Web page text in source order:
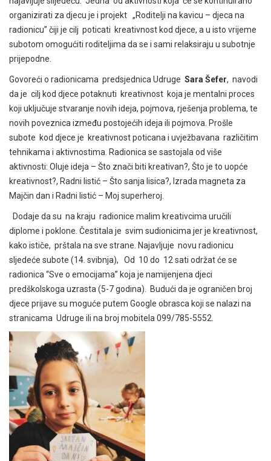
organizirati za djecu je i projekt „Roditelji na kavicu – djeca na
radionicu” čiji je cilj poticati kreativnost kod djece, a u isto vrijeme
subotom omogućiti roditeljima da se i sami relaksiraju u subotnje
prijepodne.
Govoreći o radionicama predsjednica Udruge Sara Šefer, navodi
da je cilj kod djece potaknuti kreativnost koja je mentalni proces
koji uključuje stvaranje novih ideja, pojmova, rješenja problema, te
novih poveznica između postojećih ideja ili pojmova. Prošle
subote kod djece je kreativnost poticana i uvježbavana različitim
tehnikama i aktivnostima. Radionica se sastojala od više
aktivnosti: Oluje ideja – Što znači biti kreativan?, Što je to uopće
kreativnost?, Radni listić – Što sanja lisica?, Izrada magneta za
Majčin dan i Radni listić – Moj superheroj.
Dodaje da su na kraju radionice malim kreativcima uručili
diplome i poklone. Čestitala je svim sudionicima jer je kreativnost,
kako ističe, prštala na sve strane. Najavljuje novu radionicu
sljedeće subote (14. svibnja), Od 10 do 12 sati održat će se
radionica “Sve o emocijama” koja je namijenjena djeci
predškolskoga uzrasta (5-7 godina). Budući da je ograničen broj
djece prijave su moguće putem Google obrasca koji se nalazi na
stranicama Udruge ili na broj mobitela 099/785-5552.